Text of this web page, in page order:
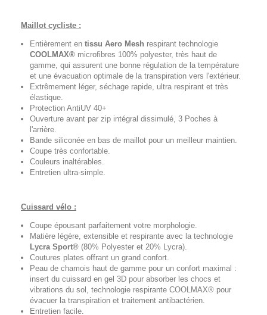
Maillot cycliste :
Entièrement en tissu Aero Mesh respirant technologie
COOLMAX® microfibres 100% polyester, très haut de
gamme, qui assurent une bonne régulation de la température
et une évacuation optimale de la transpiration vers l'extérieur.
Extrêmement léger, séchage rapide, ultra respirant et très
élastique.
Protection AntiUV 40+
Ouverture avant par zip intégral dissimulé, 3 Poches à
l'arrière.
Bande siliconée en bas de maillot pour un meilleur maintien.
Coupe très confortable.
Couleurs inaltérables.
Entretien ultra-simple.
Cuissard vélo :
Coupe épousant parfaitement votre morphologie.
Matière légère, extensible et respirante avec la technologie
Lycra Sport® (80% Polyester et 20% Lycra).
Coutures plates offrant un grand confort.
Peau de chamois haut de gamme pour un confort maximal :
insert du cuissard en gel 3D pour absorber les chocs et
vibrations du sol, technologie respirante COOLMAX® pour
évacuer la transpiration et traitement antibactérien.
Entretien facile.